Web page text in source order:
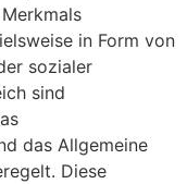
in Form von
sozialer
sind
das Allgemeine
Diese